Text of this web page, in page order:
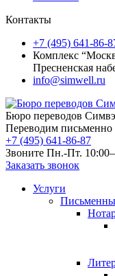
Контакты
+7 (495) 641-86-
Комплекс
Пресненская
info@simwell.ru
Бюро переводов
Переводим письменно
+7 (495) 641-86-87
Звоните Пн.-Пт.
Заказать звонок
Услуги